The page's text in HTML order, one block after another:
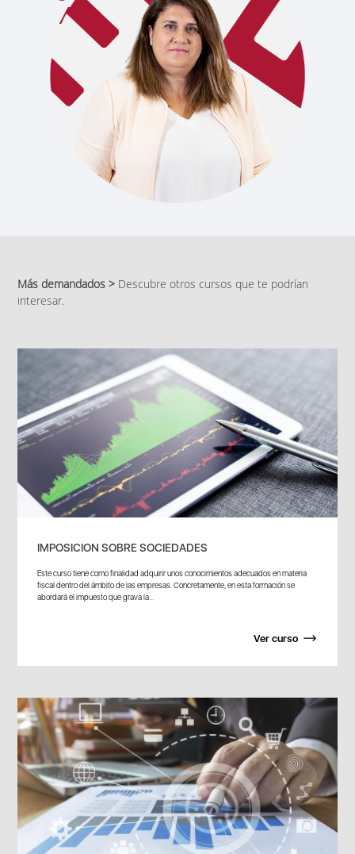
Más demandados > Descubre otros cursos que te podrían
interesar.
IMPOSICION SOBRE SOCIEDADES
Este curso tiene como finalidad adquirir unos conocimientos adecuados en materia
fiscal dentro del ámbito de las empresas. Concretamente, en esta formación se
abordará el impuesto que grava la...
Ver curso